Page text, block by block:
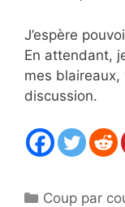
J’espère
En attendant,
mes
discussion.
Catégories
Coup par